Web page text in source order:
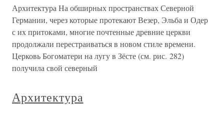
Архитектура На обширных пространствах Северной
Германии, через которые протекают Везер, Эльба и Одер
с их притоками, многие почтенные древние церкви
продолжали перестраиваться в новом стиле времени.
Церковь Богоматери на лугу в Зёсте (см. рис. 282)
получила свой северный
Архитектура